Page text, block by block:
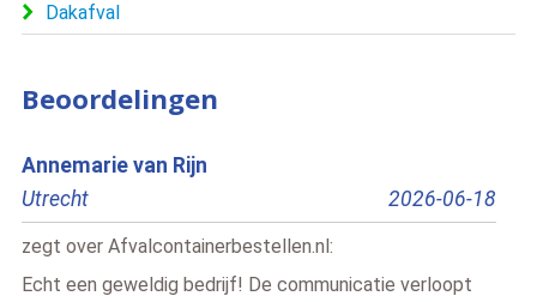
Dakafval
Beoordelingen
Annemarie van Rijn
Utrecht
2026-06-18
zegt over Afvalcontainerbestellen.nl :
Echt een geweldig bedrijf! De communicatie verloopt